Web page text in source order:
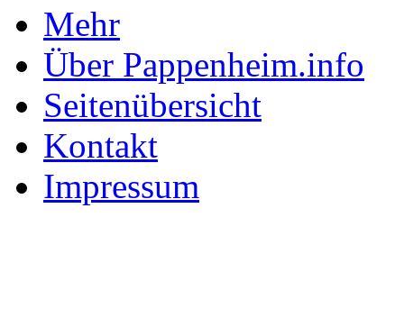
Mehr
Über Pappenheim.info
Seitenübersicht
Kontakt
Impressum